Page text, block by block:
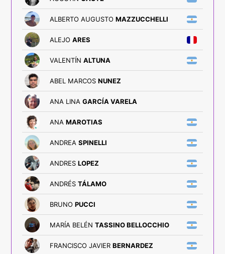
ALBERTO AUGUSTO MAZZUCCHELLI
ALEJO ARES
VALENTÍN ALTUNA
ABEL MARCOS NUNEZ
ANA LINA GARCÍA VARELA
ANA MAROTIAS
ANDREA SPINELLI
ANDRES LOPEZ
ANDRÉS TÁLAMO
BRUNO PUCCI
MARÍA BELÉN TASSINO BELLOCCHIO
FRANCISCO JAVIER BERNARDEZ